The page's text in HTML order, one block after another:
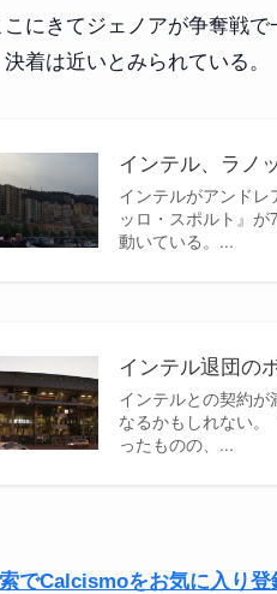
こにきてジェノアが争奪戦
着は近いとみられている。
インテル、ラノ
インテルがアンド
ッロ・スポルト』
動いている。...
インテル退団の
インテルとの契約
なるかもしれない
ったものの、...
でCalcismoをお気に入り登